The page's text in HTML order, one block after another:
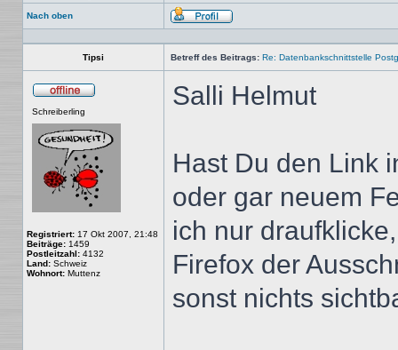
Nach oben
Profil
Tipsi Betreff des Beitrags: Re: Datenbankschnittstelle
Schreiberling
Registriert: 17 Okt 2007, 21:48
Beiträge: 1459
Postleitzahl: 4132
Land: Schweiz
Wohnort: Muttenz
Salli Helmut
Hast Du den Link
oder gar neuem
ich nur
Firefox der
sonst nichts